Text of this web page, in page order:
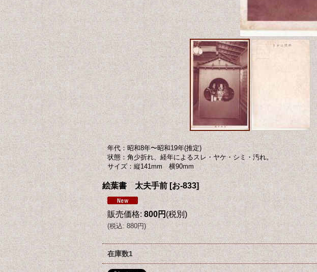
年代：昭和8年〜昭和19年(推定)
状態：角少折れ、経年によるスレ・ヤケ・シミ・汚れ。
サイズ：縦141mm 横90mm
絵葉書 太夫手前 [お-833]
販売価格: 800円 (税別)
(税込: 880円)
在庫数1